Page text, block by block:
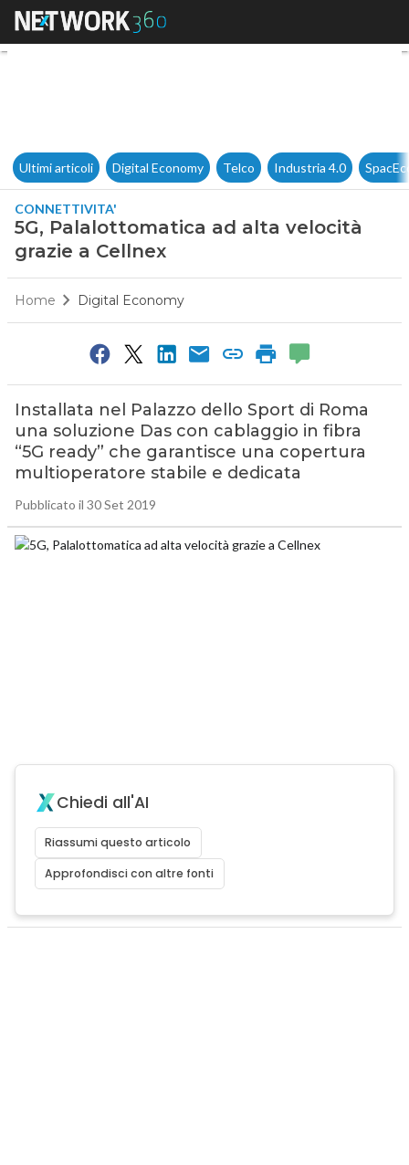
5G, Palalottomatica ad alta
Ultimi articoli Digital Economy Telco Industria 4.0
CONNETTIVITA'
5G, Palalottomatica ad alta velocità
grazie a Cellnex
Home Digital Economy
Installata nel Palazzo dello Sport di Roma
una soluzione Das con cablaggio in fibra
“5G ready” che garantisce una copertura
multioperatore stabile e dedicata
Pubblicato il 30 Set 2019
Chiedi all'AI
Riassumi questo articolo
Approfondisci con altre fonti